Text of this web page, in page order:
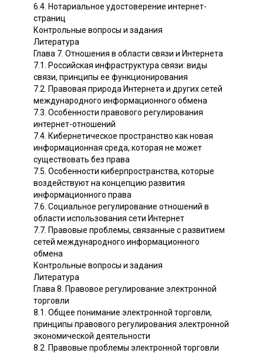
6.4. Нотариальное удостоверение интернет-
страниц
Контрольные вопросы и задания
Литература
Глава 7. Отношения в области связи и Интернета
7.1. Российская инфраструктура связи: виды
связи, принципы ее функционирования
7.2. Правовая природа Интернета и других сетей
международного информационного обмена
7.3. Особенности правового регулирования
интернет-отношений
7.4. Кибернетическое пространство как новая
информационная среда, которая не может
существовать без права
7.5. Особенности киберпространства, которые
воздействуют на концепцию развития
информационного права
7.6. Социальное регулирование отношений в
области использования сети Интернет
7.7. Правовые проблемы, связанные с развитием
сетей международного информационного
обмена
Контрольные вопросы и задания
Литература
Глава 8. Правовое регулирование электронной
торговли
8.1. Общее понимание электронной торговли,
принципы правового регулирования электронной
экономической деятельности
8.2. Правовые проблемы электронной торговли